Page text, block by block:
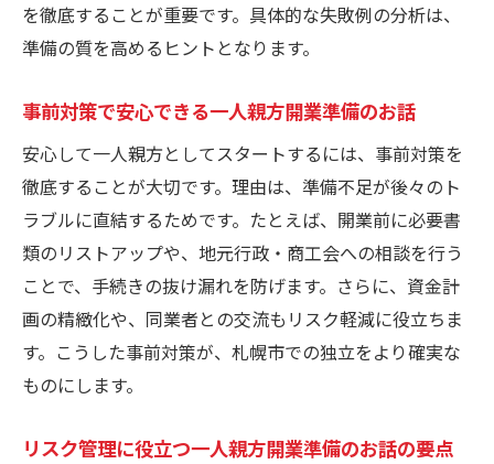
を徹底することが重要です。具体的な失敗例の分析は、
準備の質を高めるヒントとなります。
事前対策で安心できる一人親方開業準備のお話
安心して一人親方としてスタートするには、事前対策を
徹底することが大切です。理由は、準備不足が後々のト
ラブルに直結するためです。たとえば、開業前に必要書
類のリストアップや、地元行政・商工会への相談を行う
ことで、手続きの抜け漏れを防げます。さらに、資金計
画の精緻化や、同業者との交流もリスク軽減に役立ちま
す。こうした事前対策が、札幌市での独立をより確実な
ものにします。
リスク管理に役立つ一人親方開業準備のお話の要点